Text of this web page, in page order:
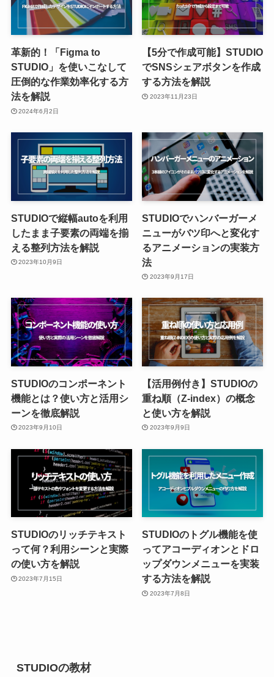
革新的！「Figma to
STUDIO」を使いこなして
圧倒的な作業効率化する方
法を解説
2024年6月2日
【5分で作成可能】STUDIO
でSNSシェアボタンを作成
する方法を解説
2023年11月23日
STUDIOで縦幅autoを利用
したまま子要素の両端を揃
える整列方法を解説
2023年10月9日
STUDIOでハンバーガーメ
ニューがバツ印へと変化す
るアニメーションの実装方
法
2023年9月17日
STUDIOのコンポーネント
機能とは？使い方と活用シ
ーンを徹底解説
2023年9月10日
【活用例付き】STUDIOの
重ね順（Z-index）の概念
と使い方を解説
2023年9月9日
STUDIOのリッチテキスト
って何？利用シーンと実際
の使い方を解説
2023年7月15日
STUDIOのトグル機能を使
ってアコーディオンとドロ
ップダウンメニューを実装
する方法を解説
2023年7月8日
STUDIOの教材